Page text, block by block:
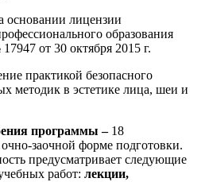
основании лицензии
образования
от 30 октября 2015 г.
практикой безопасного
методик в эстетике лица, шеи и
программы – 18
заочной форме подготовки.
предусматривает следующие
работ: лекции,